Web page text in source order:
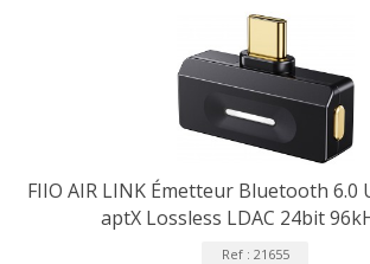
FIIO AIR LINK Émetteur Bluetooth 6.0
aptX Lossless LDAC 24bit
Ref : 21655